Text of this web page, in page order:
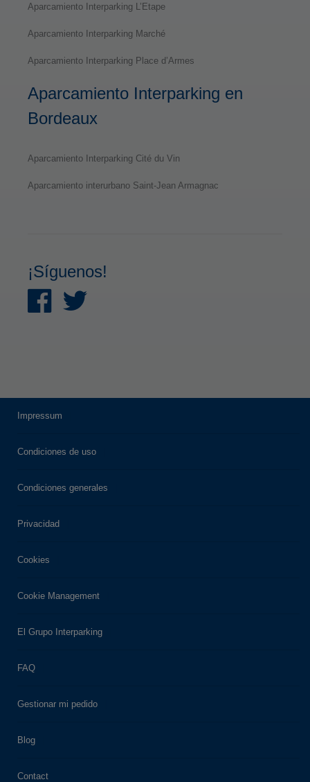
Aparcamiento Interparking L’Etape
Aparcamiento Interparking Marché
Aparcamiento Interparking Place d’Armes
Aparcamiento Interparking en
Bordeaux
Aparcamiento Interparking Cité du Vin
Aparcamiento interurbano Saint-Jean Armagnac
¡Síguenos!
Impressum
Condiciones de uso
Condiciones generales
Privacidad
Cookies
Cookie Management
El Grupo Interparking
FAQ
Gestionar mi pedido
Blog
Contact